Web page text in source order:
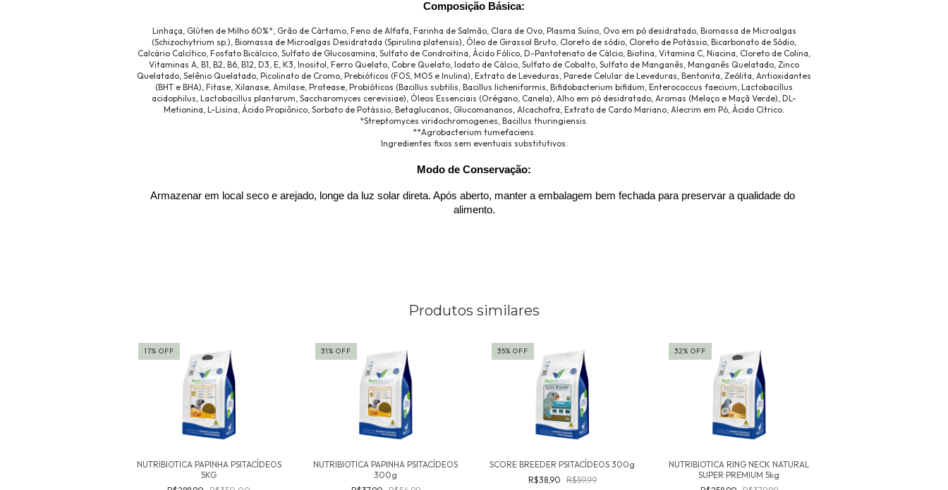
Composição Básica:
Linhaça, Glúten de Milho 60%*, Grão de Cártamo, Feno de Alfafa, Farinha de Salmão, Clara de Ovo, Plasma Suíno, Ovo em pó desidratado, Biomassa de Microalgas
(Schizochytrium sp.), Biomassa de Microalgas Desidratada (Spirulina platensis), Óleo de Girassol Bruto, Cloreto de sódio, Cloreto de Potássio, Bicarbonato de Sódio,
Calcário Calcítico, Fosfato Bicálcico, Sulfato de Glucosamina, Sulfato de Condroitina, Ácido Fólico, D-Pantotenato de Cálcio, Biotina, Vitamina C, Niacina, Cloreto de Colina,
Vitaminas A, B1, B2, B6, B12, D3, E, K3, Inositol, Ferro Quelato, Cobre Quelato, Iodato de Cálcio, Sulfato de Cobalto, Sulfato de Manganês, Manganês Quelatado, Zinco
Quelatado, Selênio Quelatado, Picolinato de Cromo, Prebióticos (FOS, MOS e Inulina), Extrato de Leveduras, Parede Celular de Leveduras, Bentonita, Zeólita, Antioxidantes
(BHT e BHA), Fitase, Xilanase, Amilase, Protease, Probióticos (Bacillus subtilis, Bacillus licheniformis, Bifidobacterium bifidum, Enterococcus faecium, Lactobacillus
acidophilus, Lactobacillus plantarum, Saccharomyces cerevisiae), Óleos Essenciais (Orégano, Canela), Alho em pó desidratado, Aromas (Melaço e Maçã Verde), DL-
Metionina, L-Lisina, Ácido Propiônico, Sorbato de Potássio, Betaglucanos, Glucomananos, Alcachofra, Extrato de Cardo Mariano, Alecrim em Pó, Ácido Cítrico.
*Streptomyces viridochromogenes, Bacillus thuringiensis.
**Agrobacterium tumefaciens.
Ingredientes fixos sem eventuais substitutivos.
Modo de Conservação:
Armazenar em local seco e arejado, longe da luz solar direta. Após aberto, manter a embalagem bem fechada para preservar a qualidade do
alimento.
Produtos similares
17% OFF
NUTRIBIOTICA PAPINHA PSITACÍDEOS
5KG
31% OFF
NUTRIBIOTICA PAPINHA PSITACÍDEOS
300g
35% OFF
SCORE BREEDER PSITACÍDEOS 300g
R$38,90 R$59,99
32% OFF
NUTRIBIOTICA RING NECK NATURAL
SUPER PREMIUM 5kg